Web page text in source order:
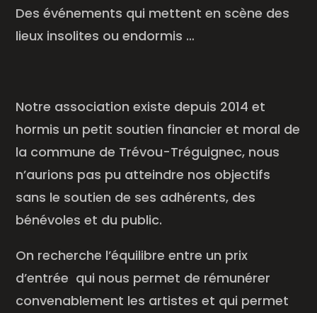
Des événements qui mettent en scène des
lieux insolites ou endormis …
Notre association existe depuis 2014 et
hormis un petit soutien financier et moral de
la commune de Trévou-Tréguignec, nous
n’aurions pas pu atteindre nos objectifs
sans le soutien de ses adhérents, des
bénévoles et du public.
On recherche l’équilibre entre un prix
d’entrée qui nous permet de rémunérer
convenablement les artistes et qui permet